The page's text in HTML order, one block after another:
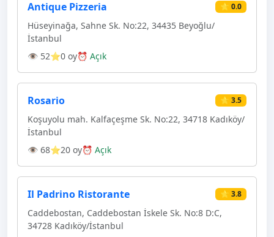
Antique Pizzeria ⭐ 0.0
Hüseyinağa, Sahne Sk. No:22, 34435 Beyoğlu/
İstanbul
👁 52⭐0 oy⏰ Açık
Rosario ⭐ 3.5
Koşuyolu mah. Kalfaçeşme Sk. No:22, 34718 Kadıköy/
İstanbul
👁 68⭐20 oy⏰ Açık
Il Padrino Ristorante ⭐ 3.8
Caddebostan, Caddebostan İskele Sk. No:8 D:C,
34728 Kadıköy/İstanbul